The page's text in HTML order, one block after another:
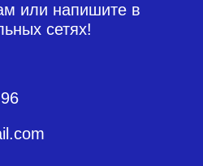
или напишите в
сетях!